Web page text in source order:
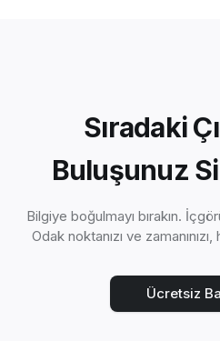
Sıradaki
Buluşunuz
Bilgiye boğulmayı bırakın.
Odak noktanızı ve
Ücretsiz